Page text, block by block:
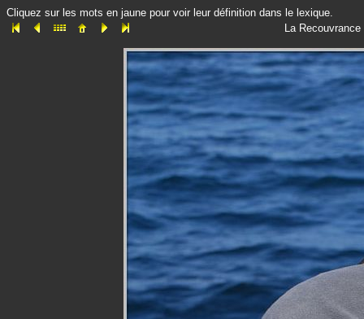
Cliquez sur les mots en jaune pour voir leur définition dans le lexique.
La